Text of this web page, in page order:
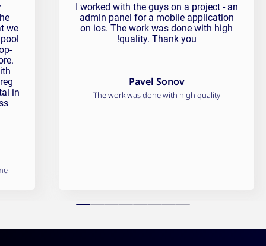
Pavel Sonov Testimonial
I worked with the guys on a project - an
admin panel for a mobile application
on ios. The work was done with high
quality. Thank you!
Pavel Sonov
The work was done with high quality
we
in